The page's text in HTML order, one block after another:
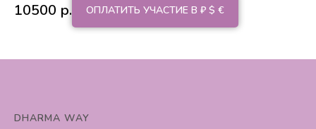
10500 р. ОПЛАТИТЬ УЧАСТИЕ В ₽ $ €
DHARMA WAY